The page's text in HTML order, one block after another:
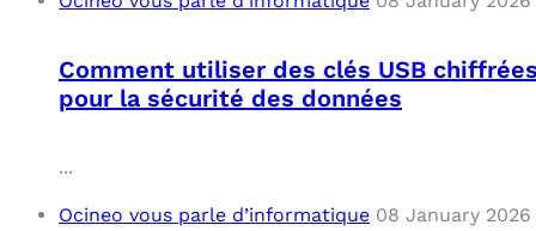
Comment utiliser des clés USB
pour la sécurité des données
...
Ocineo vous parle d’informatique 08 January 2026